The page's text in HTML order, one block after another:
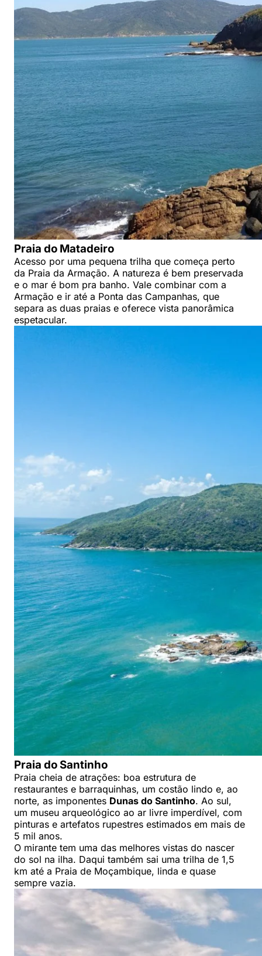
Praia do Matadeiro
Acesso por uma pequena trilha que começa perto
da Praia da Armação. A natureza é bem preservada
e o mar é bom pra banho. Vale combinar com a
Armação e ir até a Ponta das Campanhas, que
separa as duas praias e oferece vista panorâmica
espetacular.
Praia do Santinho
Praia cheia de atrações: boa estrutura de
restaurantes e barraquinhas, um costão lindo e, ao
norte, as imponentes Dunas do Santinho. Ao sul,
um museu arqueológico ao ar livre imperdível, com
pinturas e artefatos rupestres estimados em mais de
5 mil anos.
O mirante tem uma das melhores vistas do nascer
do sol na ilha. Daqui também sai uma trilha de 1,5
km até a Praia de Moçambique, linda e quase
sempre vazia.